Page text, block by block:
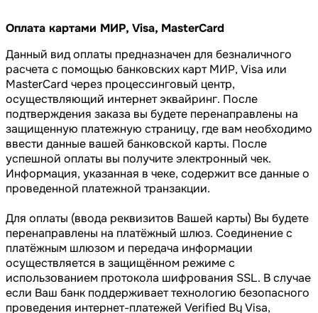
Оплата картами МИР, Visa, MasterCard
Данный вид оплаты предназначен для безналичного
расчета с помощью банковских карт МИР, Visa или
MasterCard через процессинговый центр,
осуществляющий интернет эквайринг. После
подтверждения заказа вы будете перенаправлены на
защищенную платежную страницу, где вам необходимо
ввести данные вашей банковской карты. После
успешной оплаты вы получите электронный чек.
Информация, указанная в чеке, содержит все данные о
проведенной платежной транзакции.
Для оплаты (ввода реквизитов Вашей карты) Вы будете
перенаправлены на платёжный шлюз. Соединение с
платёжным шлюзом и передача информации
осуществляется в защищённом режиме с
использованием протокола шифрования SSL. В случае
если Ваш банк поддерживает технологию безопасного
проведения интернет-платежей Verified By Visa,